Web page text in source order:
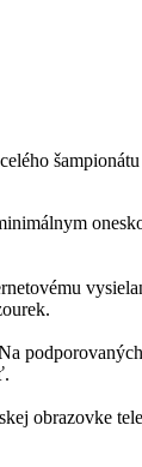
obrazovke